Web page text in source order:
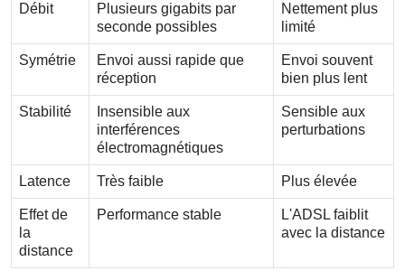
Débit
Plusieurs gigabits par
seconde possibles
Nettement plus
limité
Symétrie
Envoi aussi rapide que
réception
Envoi souvent
bien plus lent
Stabilité
Insensible aux
interférences
électromagnétiques
Sensible aux
perturbations
Latence Très faible Plus élevée
Effet de
la
distance
Performance stable
L'ADSL faiblit
avec la distance